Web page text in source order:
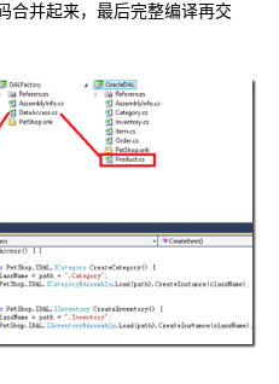
合并起来，最后完整编译再交